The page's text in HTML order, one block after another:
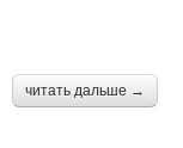
читать дальше →